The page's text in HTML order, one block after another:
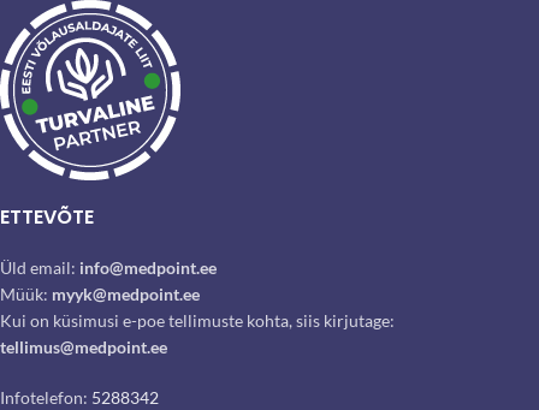
ETTEVÕTE
Üld email: info@medpoint.ee
Müük: myyk@medpoint.ee
Kui on küsimusi e-poe tellimuste kohta, siis kirjutage:
tellimus@medpoint.ee
Infotelefon: 5288342